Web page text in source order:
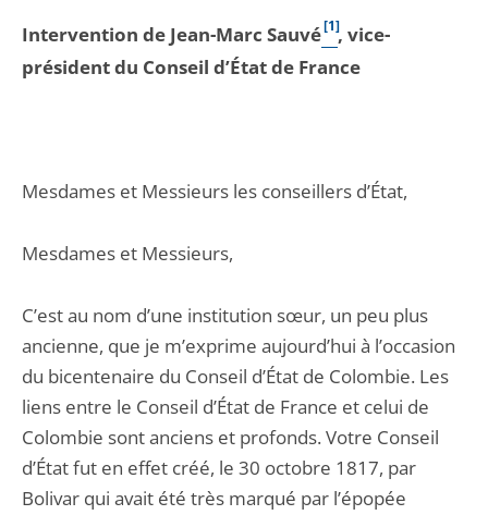
Intervention de Jean-Marc Sauvé[1], vice-
président du Conseil d’État de France
Mesdames et Messieurs les conseillers d’État,
Mesdames et Messieurs,
C’est au nom d’une institution sœur, un peu plus
ancienne, que je m’exprime aujourd’hui à l’occasion
du bicentenaire du Conseil d’État de Colombie. Les
liens entre le Conseil d’État de France et celui de
Colombie sont anciens et profonds. Votre Conseil
d’État fut en effet créé, le 30 octobre 1817, par
Bolivar qui avait été très marqué par l’épopée